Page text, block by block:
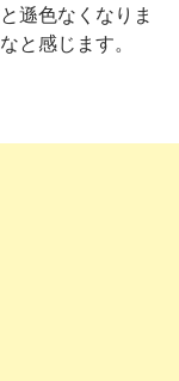
遜色なくなりま
と感じます。